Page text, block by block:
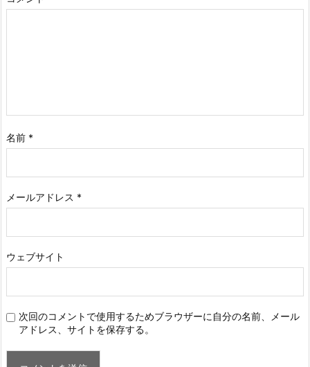
名前 *
メールアドレス *
ウェブサイト
次回のコメントで使用するためブラウザーに自分の名前、メール
アドレス、サイトを保存する。